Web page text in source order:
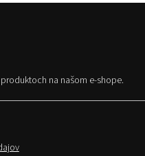
na našom e-shope.